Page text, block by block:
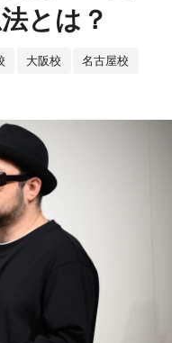
とは？
大阪校 名古屋校